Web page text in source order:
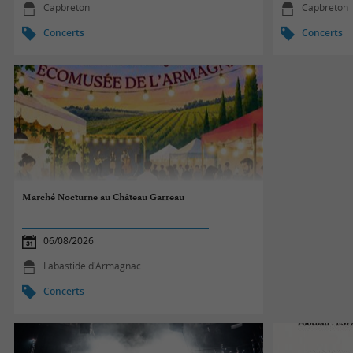
Capbreton
Concerts
Capbreton
Concerts
Marché Nocturne au Château Garreau
06/08/2026
Labastide d'Armagnac
Concerts